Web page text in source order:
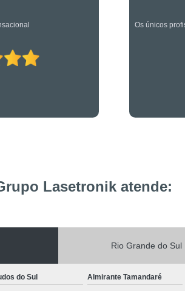
nesta área. Recomendo. Os caras
Lasetronik atende:
Rio Grande do Sul
do Sul Almirante Tamandaré